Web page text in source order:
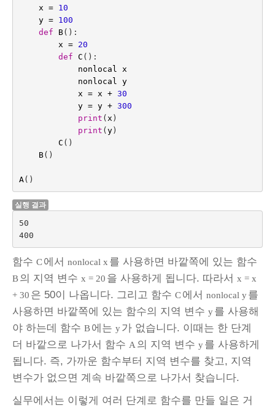
x =
10
y =
100
def
B():
x =
20
def C ():
nonlocal
x
nonlocal
y
x = x + 30
y = y + 300
print ( x )
print ( y)
C ()
B()
A()
실행 결과
50
함수 C에서 nonlocal x 를 사용하면 바깥쪽에 있는 함수
B의 지역 변수 x = 20 을 사용하게 됩니다. 따라서 x = x
+ 30 은 50이 나옵니다. 그리고 함수 C에서 nonlocal y를
사용하면 바깥쪽에 있는 함수의 지역 변수 y를 사용해
야 하는데 함수 B에는 y가 없습니다. 이때는 한 단계
더 바깥으로 나가서 함수 A 의 지역 변수 y를 사용하게
됩니다. 즉, 가까운 함수부터 지역 변수를 찾고, 지역
변수가 없으면 계속 바깥쪽으로 나가서 찾습니다.
실무에서는 이렇게 여러 단계로 함수를 만들 일은 거